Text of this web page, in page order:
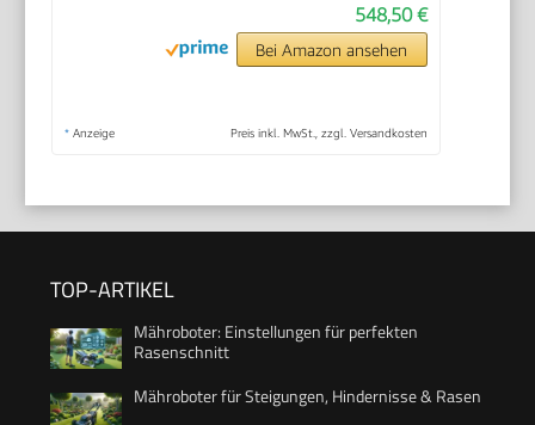
548,50 €
Bei Amazon ansehen
* Anzeige Preis inkl. MwSt., zzgl. Versandkosten
TOP-ARTIKEL
Mähroboter: Einstellungen für perfekten
Rasenschnitt
Mähroboter für Steigungen, Hindernisse & Rasen